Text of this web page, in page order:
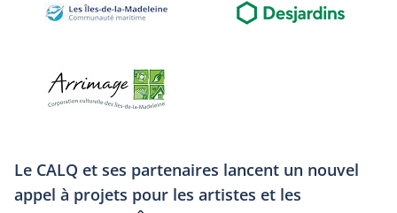
Le CALQ et ses partenaires lancent un nouvel
appel à projets pour les artistes et les